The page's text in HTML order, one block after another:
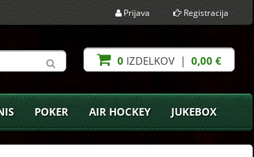
Prijava Registracija
0 IZDELKOV | 0,00 €
POKER AIR HOCKEY JUKEBOX